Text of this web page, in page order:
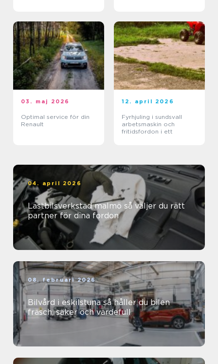
03. maj 2026
Optimal service för din
Renault
12. april 2026
Fyrhjuling i sundsvall
arbetsmaskin och
fritidsfordon i ett
04. april 2026
Lastbilsverkstad malmö så väljer du rätt
partner för dina fordon
08. februari 2026
Bilvård i eskilstuna så håller du bilen
fräsch, säker och värdefull